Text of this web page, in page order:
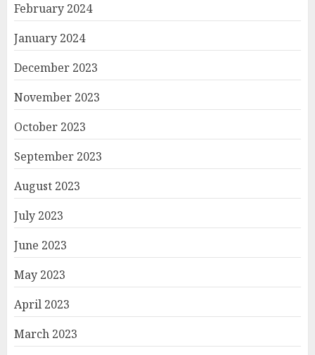
February 2024
January 2024
December 2023
November 2023
October 2023
September 2023
August 2023
July 2023
June 2023
May 2023
April 2023
March 2023